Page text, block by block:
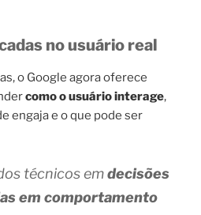
no usuário real
o Google agora oferece
como o usuário interage,
engaja e o que pode ser
técnicos emdecisões
em comportamento